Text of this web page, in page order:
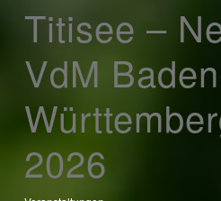
Titisee –
VdM
2026